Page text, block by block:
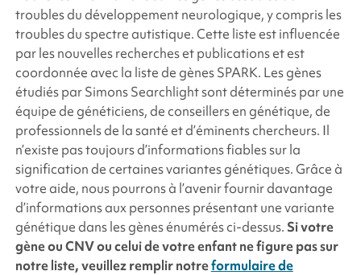
troubles du développement neurologique, y compris les
troubles du spectre autistique. Cette liste est influencée
par les nouvelles recherches et publications et est
coordonnée avec la liste de gènesSPARK. Les gènes
étudiés parSimons Searchlightsont déterminés par une
équipe de généticiens, de conseillers en génétique, de
professionnels de la santé et d’éminents chercheurs. Il
n’existe pas toujours d’informations fiables sur la
signification de certaines variantes génétiques. Grâce à
votre aide, nous pourrons à l’avenir fournir davantage
d’informations aux personnes présentant une variante
génétique dans les gènes énumérés ci-dessus. Si votre
gène ou CNV ou celui de votre enfant ne figure pas sur
notre liste, veuillez remplir notreformulaire de